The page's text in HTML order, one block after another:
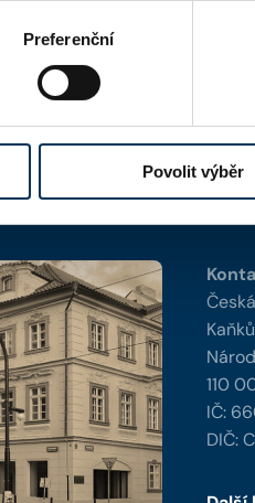
Preferenční
Povolit výběr
110
IČ:
DIČ: